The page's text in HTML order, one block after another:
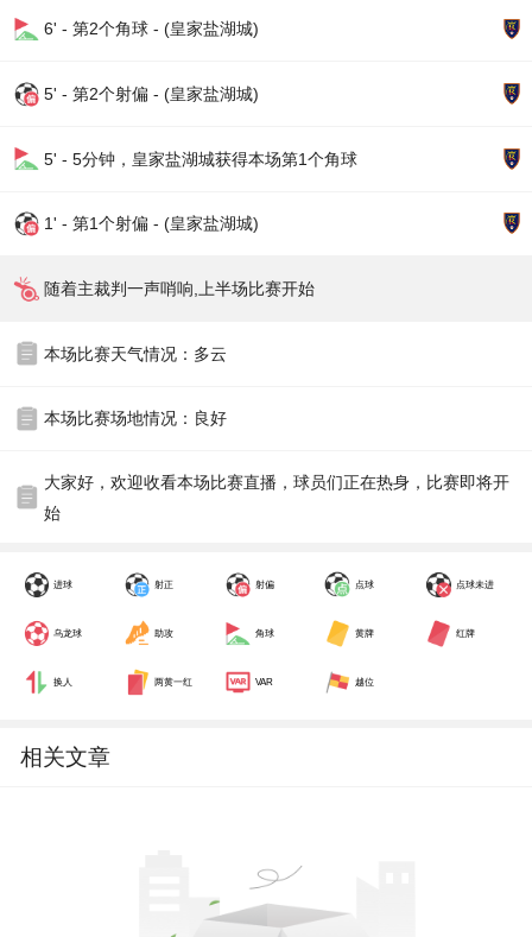
6' - 第2个角球 - (皇家盐湖城)
5' - 第2个射偏 - (皇家盐湖城)
5' - 5分钟，皇家盐湖城获得本场第1个角球
1' - 第1个射偏 - (皇家盐湖城)
随着主裁判一声哨响,上半场比赛开始
本场比赛天气情况：多云
本场比赛场地情况：良好
大家好，欢迎收看本场比赛直播，球员们正在热身，比赛即将开
始
进球 射正 射偏 点球 点球未进
乌龙球 助攻 角球 黄牌 红牌
换人 两黄一红 VAR 越位
相关文章